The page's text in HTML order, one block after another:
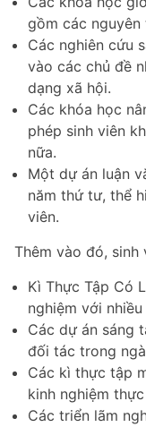
gồm các
Các nghiên cứu
vào các chủ đề
dạng xã hội.
Các khóa học
phép sinh viên
nữa.
Một dự án luận
năm thứ tư, thể
viên.
Thêm vào đó,
Kì Thực Tập Có
nghiệm với
Các dự án sáng
đối tác trong
Các kì thực tập
kinh nghiệm
Các triển lãm